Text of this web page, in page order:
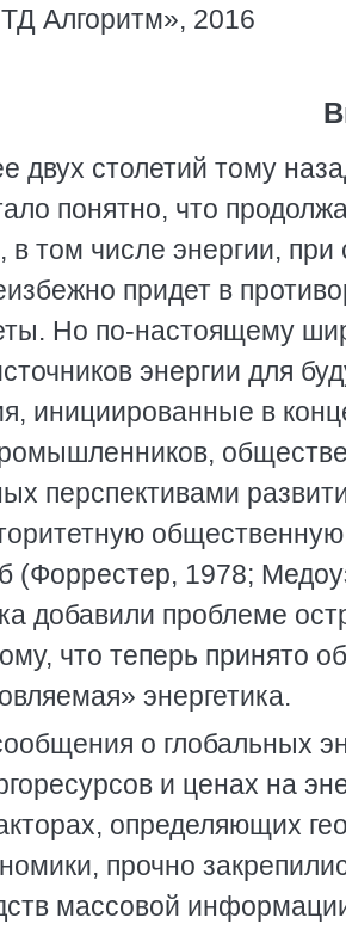
Алгоритм», 2016
двух столетий тому
понятно, что
в том числе энергии,
придет в
Но по-настоящему
энергии для
инициированные в
перспективами
(Форрестер, 1978;
добавили проблеме
что теперь принято
энергетика.
о глобальных
и ценах на
определяющих
прочно
массовой